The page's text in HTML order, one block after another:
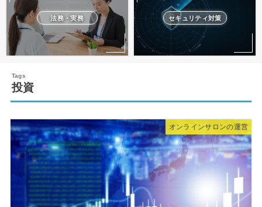
法務・実務 セキュリティ対策
投資
オンラインサロンの運営